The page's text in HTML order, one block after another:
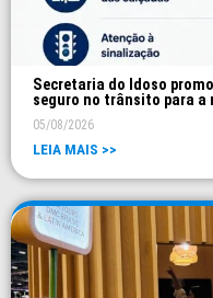
Secretaria do Idoso
seguro no trânsito para a
05/08/2026
LEIA MAIS >>